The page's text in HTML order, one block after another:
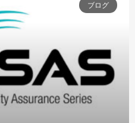
ブログ